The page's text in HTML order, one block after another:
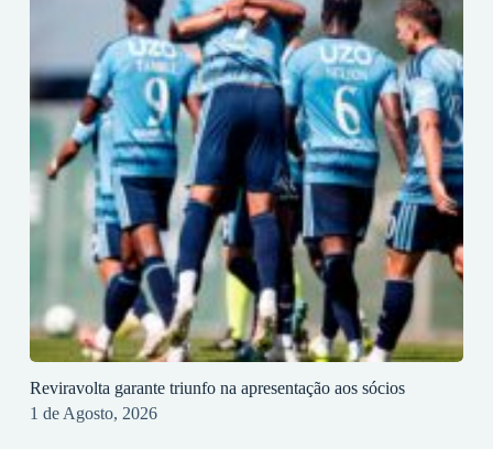
Reviravolta garante triunfo na apresentação aos sócios
1 de Agosto, 2026